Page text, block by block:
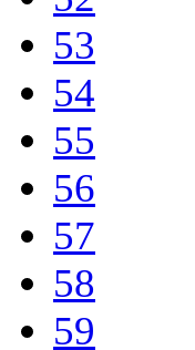
53
54
55
56
57
58
59